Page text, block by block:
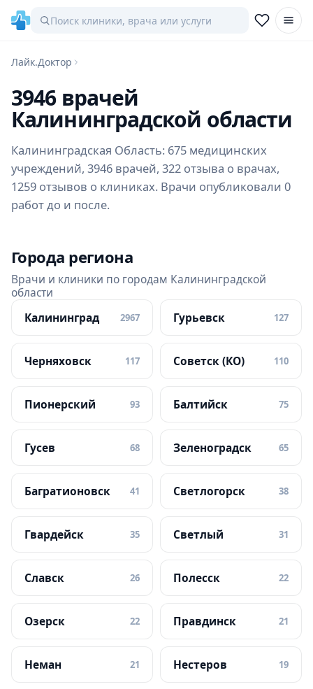
Лайк.Доктор
3946 врачей
Калининградской области
Калининградская Область: 675 медицинских
учреждений, 3946 врачей, 322 отзыва о врачах,
1259 отзывов о клиниках. Врачи опубликовали 0
работ до и после.
Города региона
Врачи и клиники по городам Калининградской
области
Калининград
2967 Гурьевск 127
Черняховск 117 Советск (КО) 110
Пионерский 93 Балтийск 75
Гусев 68 Зеленоградск 65
Багратионовск 41 Светлогорск 38
Гвардейск 35 Светлый 31
Славск 26 Полесск 22
Озерск 22 Правдинск 21
Неман 21 Нестеров 19